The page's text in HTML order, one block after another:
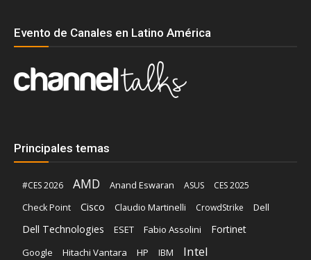
Evento de Canales en Latino América
Principales temas
#CES 2026 AMD Anand Eswaran ASUS
CES 2025
Check Point
Cisco Claudio Martinelli CrowdStrike Dell
Dell Technologies ESET Fabio Assolini Fortinet
Google Hitachi Vantara HP IBM Intel